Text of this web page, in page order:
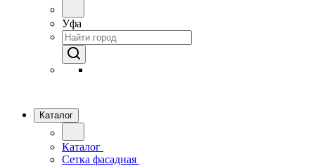
Уфа
Каталог
Каталог
Сетка фасадная